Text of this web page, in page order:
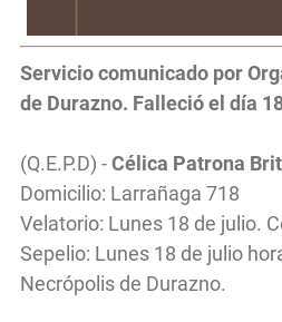
Serviciocomunicado por
de Durazno. Falleció el día
(Q.E.P.D) -Célica Patrona
Domicilio: Larrañaga 718
Velatorio: Lunes 18 de julio.
Sepelio: Lunes 18 de julio
Necrópolis de Durazno.